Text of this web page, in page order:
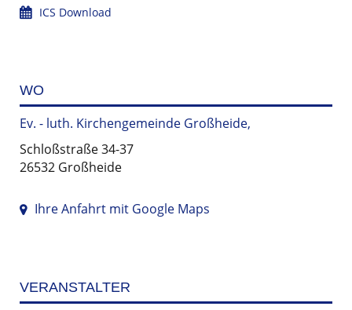
ICS Download
WO
Ev. - luth. Kirchengemeinde Großheide,
Schloßstraße 34-37
26532 Großheide
Ihre Anfahrt mit Google Maps
VERANSTALTER